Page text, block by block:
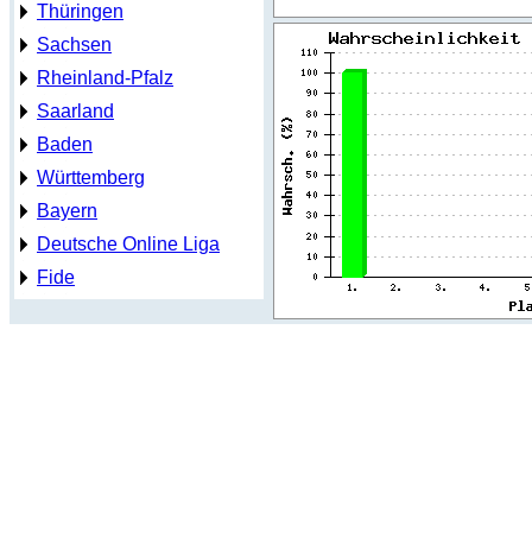
Thüringen
Sachsen
Rheinland-Pfalz
Saarland
Baden
Württemberg
Bayern
Deutsche Online Liga
Fide